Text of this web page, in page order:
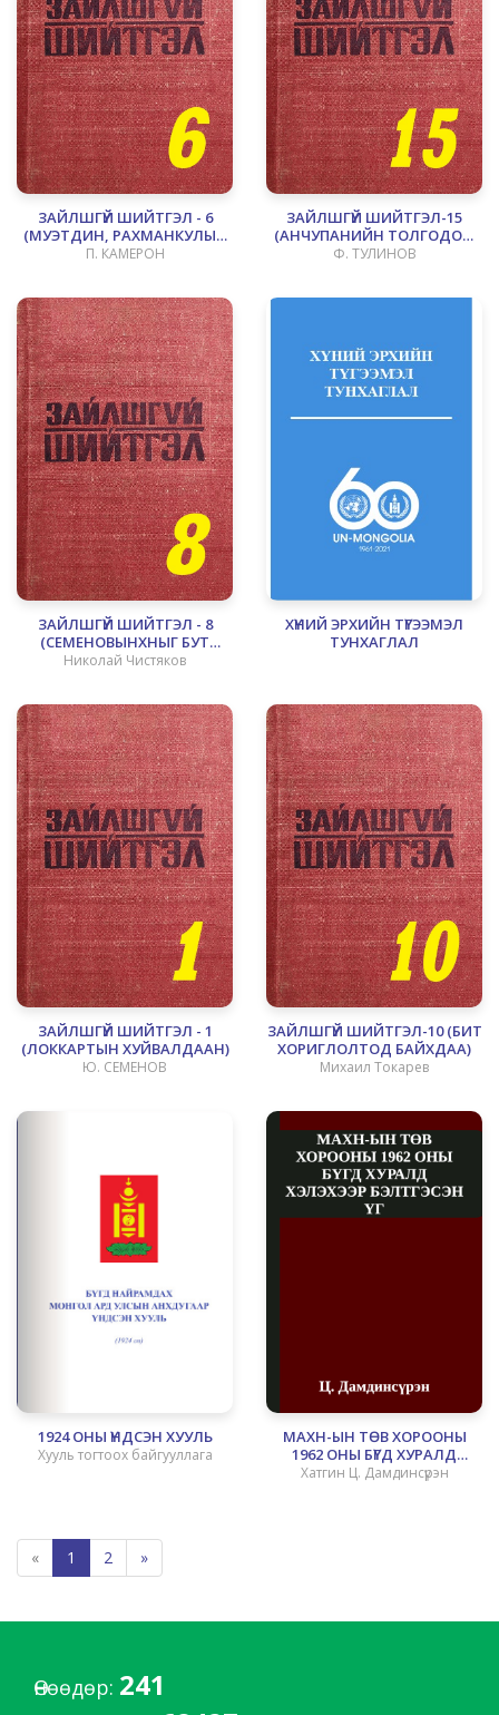
ЗАЙЛШГҮЙ ШИЙТГЭЛ - 6
(МУЭТДИН, РАХМАНКУЛЫН
ДЭЭРЭМЧДИЙГ УСТГАСАН
П. КАМЕРОН
ЗАЙЛШГҮЙ ШИЙТГЭЛ-15
(АНЧУПАНИЙН ТОЛГОДОД
БОЛСОН ЭМГЭНЭЛТ ЯВДАЛ)
Ф. ТУЛИНОВ
ЗАЙЛШГҮЙ ШИЙТГЭЛ - 8
(СЕМЕНОВЫНХНЫГ БУТ
НИРГЭСЭН НЬ)
Николай Чистяков
ХҮНИЙ ЭРХИЙН ТҮГЭЭМЭЛ
ТУНХАГЛАЛ
ЗАЙЛШГҮЙ ШИЙТГЭЛ - 1
(ЛОККАРТЫН ХУЙВАЛДААН)
Ю. СЕМЕНОВ
ЗАЙЛШГҮЙ ШИЙТГЭЛ-10 (БИТҮҮ
ХОРИГЛОЛТОД БАЙХДАА)
Михаил Токарев
1924 ОНЫ ҮНДСЭН ХУУЛЬ
Хууль тогтоох байгууллага
МАХН-ЫН ТӨВ ХОРООНЫ
1962 ОНЫ БҮГД ХУРАЛД
ХЭЛЭХЭЭР БЭЛТГЭСЭН ҮГ
Хатгин Ц. Дамдинсүрэн
« 1 2 »
Өнөөдөр: 241